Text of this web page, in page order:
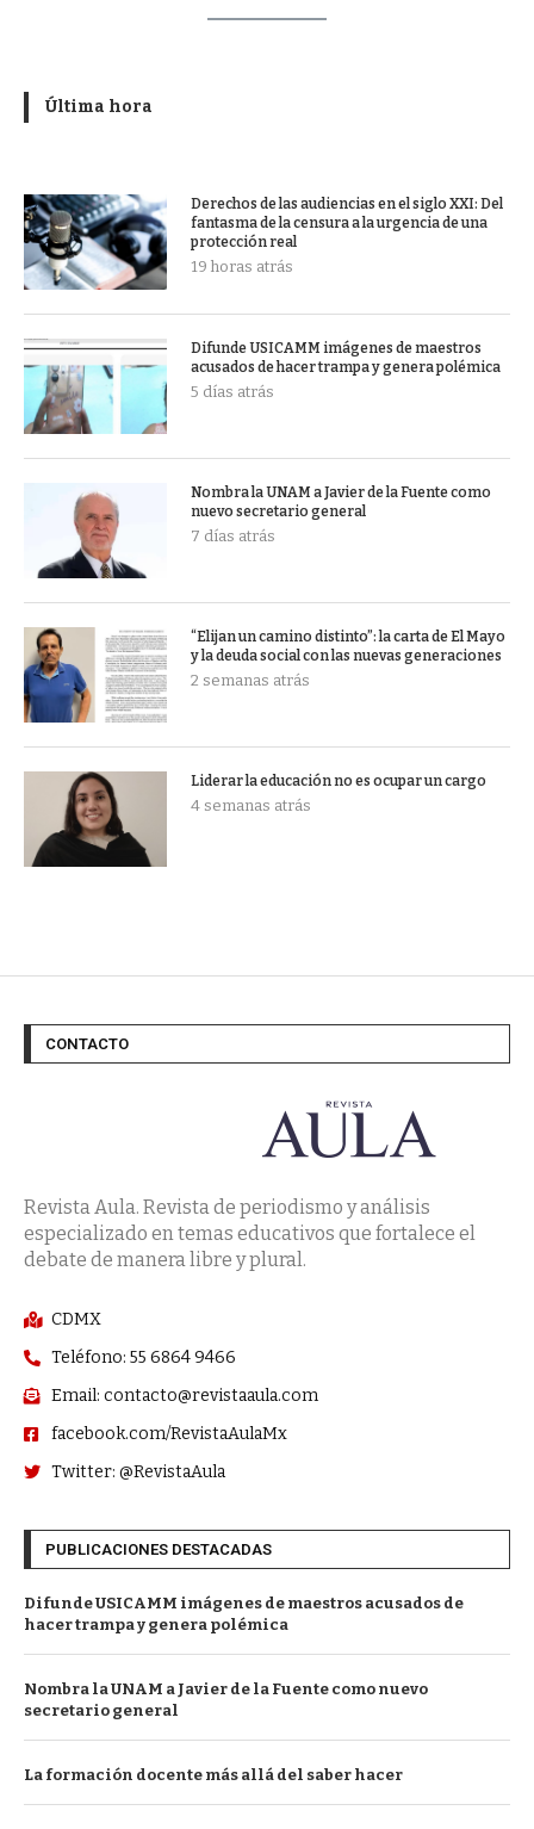
Última hora
Derechos de las audiencias en el siglo XXI: Del
fantasma de la censura a la urgencia de una
protección real
19 horas atrás
Difunde USICAMM imágenes de maestros
acusados de hacer trampa y genera polémica
5 días atrás
Nombra la UNAM a Javier de la Fuente como
nuevo secretario general
7 días atrás
“Elijan un camino distinto”: la carta de El Mayo
y la deuda social con las nuevas generaciones
2 semanas atrás
Liderar la educación no es ocupar un cargo
4 semanas atrás
CONTACTO
Revista Aula. Revista de periodismo y análisis
especializado en temas educativos que fortalece el
debate de manera libre y plural.
CDMX
Teléfono: 55 6864 9466
Email: contacto@revistaaula.com
facebook.com/RevistaAulaMx
Twitter: @RevistaAula
PUBLICACIONES DESTACADAS
Difunde USICAMM imágenes de maestros acusados de
hacer trampa y genera polémica
Nombra la UNAM a Javier de la Fuente como nuevo
secretario general
La formación docente más allá del saber hacer